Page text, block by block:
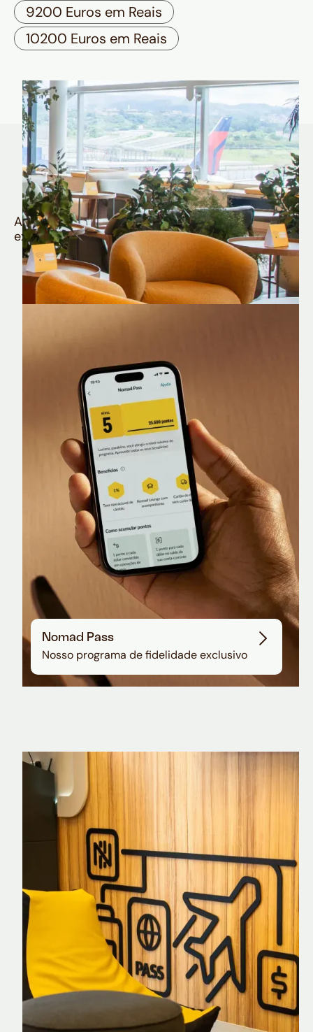
9200 Euros em Reais
10200 Euros em Reais
Quem é Nomad tem
muito mais
Aproveite todos os benefícios e vantagens
exclusivas da sua Conta Internacional
Nomad Lounge
Sala VIP no Aeroporto de Guarulhos
Nomad Pass
Nosso programa de fidelidade exclusivo
Nomad Explorer
Cartão de crédito brasileiro com cashback
em dólar